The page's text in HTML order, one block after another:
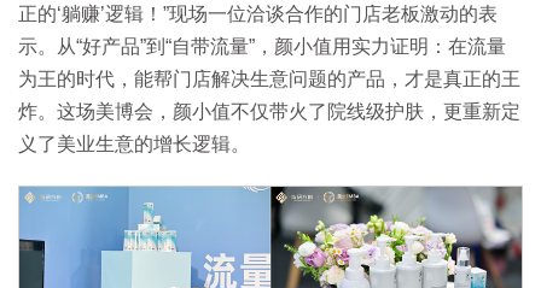
正的‘躺赚’逻辑！”现场一位洽谈合作的门店老板激动的表
示。从“好产品”到“自带流量”，颜小值用实力证明：在流量
为王的时代，能帮门店解决生意问题的产品，才是真正的王
炸。这场美博会，颜小值不仅带火了院线级护肤，更重新定
义了美业生意的增长逻辑。